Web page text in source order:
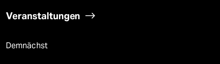
Veranstaltungen
Demnächst